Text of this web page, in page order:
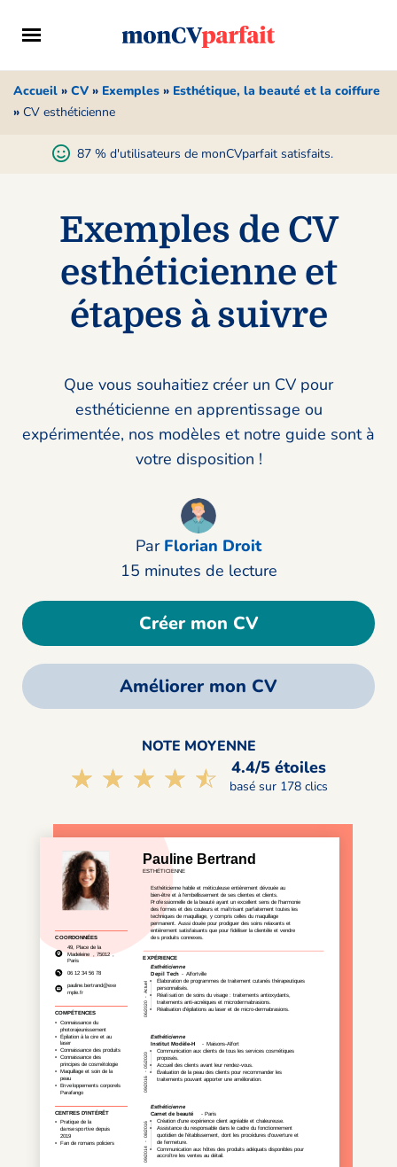
Accueil » CV » Exemples » Esthétique, la beauté et la coiffure
» CV esthéticienne
87 % d'utilisateurs de monCVparfait satisfaits.
Exemples de CV
esthéticienne et
étapes à suivre
Que vous souhaitiez créer un CV pour
esthéticienne en apprentissage ou
expérimentée, nos modèles et notre guide sont à
votre disposition !
Par Florian Droit
15 minutes de lecture
Créer mon CV
Améliorer mon CV
NOTE MOYENNE
☆☆☆☆☆
★★★★★ 4.4/5 étoiles
basé sur 178 clics